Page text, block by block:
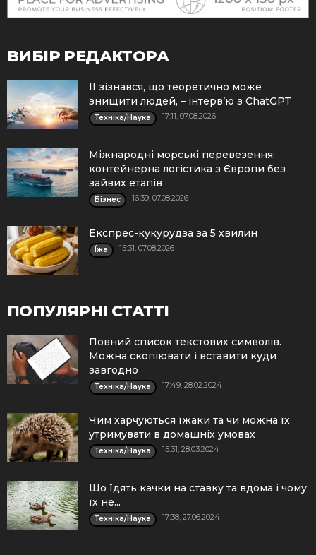
ВИБІР РЕДАКТОРА
ІІ зізнався, що теоретично може
знищити людей, – інтерв’ю з ChatGPT
Техніка/Наука 17:11, 07.08.2026
Міжнародні морські перевезення:
контейнерна логістика з Європи без
зайвих етапів
Бізнес 16:39, 07.08.2026
Експрес-кукурудза за 5 хвилин
Їжа 15:31, 07.08.2026
ПОПУЛЯРНІ СТАТТІ
Повний список текстових символів.
Можна скопіювати і вставити куди
завгодно
Техніка/Наука 17:49, 28.02.2024
Чим харчуються їжаки та чи можна їх
утримувати в домашніх умовах
Техніка/Наука 15:31, 28.03.2024
Що їдять качки на ставку та вдома і чому
їх не...
Техніка/Наука 17:38, 27.06.2024